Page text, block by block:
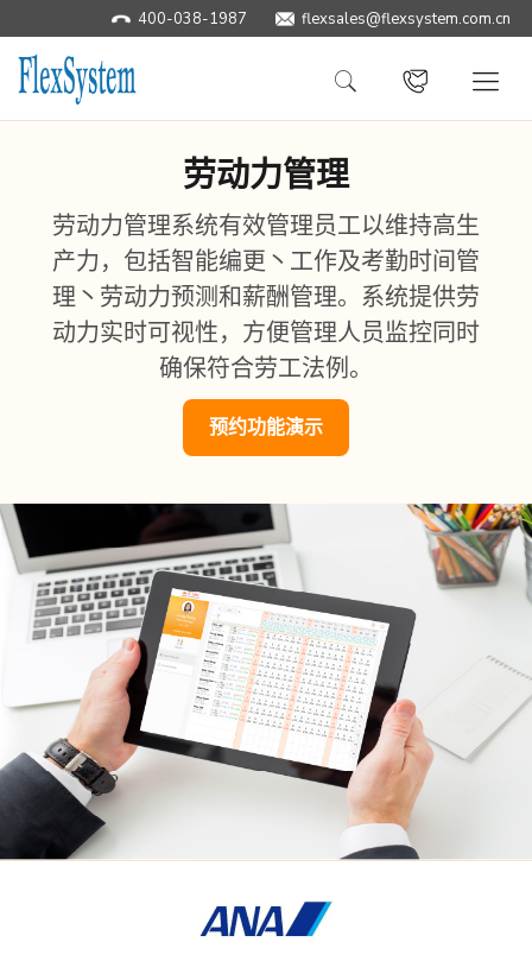
400-038-1987 flexsales@flexsystem.com.cn
劳动力管理
劳动力管理系统有效管理员工以维持高生
产力，包括智能编更丶工作及考勤时间管
理丶劳动力预测和薪酬管理。系统提供劳
动力实时可视性，方便管理人员监控同时
确保符合劳工法例。
预约功能演示